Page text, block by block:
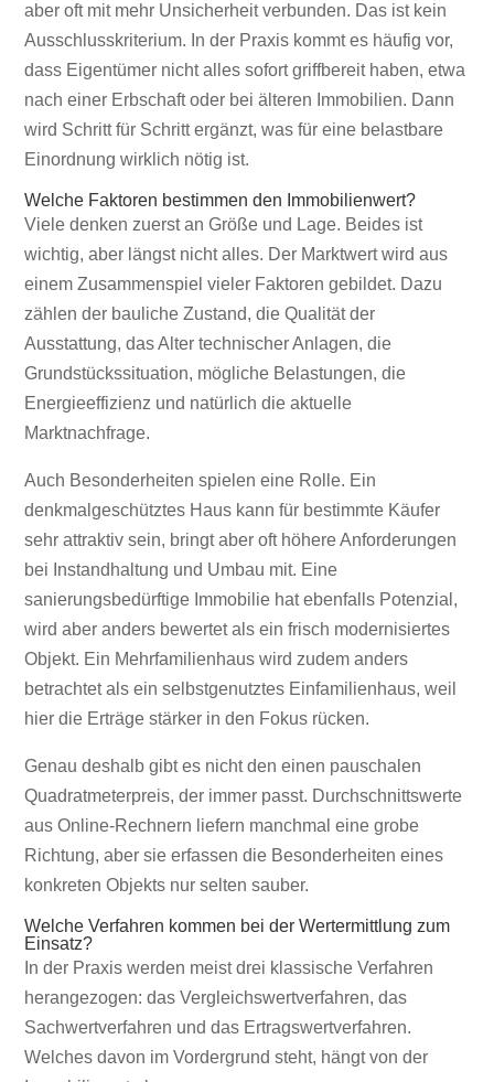
aber oft mit mehr Unsicherheit verbunden. Das ist kein
Ausschlusskriterium. In der Praxis kommt es häufig vor,
dass Eigentümer nicht alles sofort griffbereit haben, etwa
nach einer Erbschaft oder bei älteren Immobilien. Dann
wird Schritt für Schritt ergänzt, was für eine belastbare
Einordnung wirklich nötig ist.
Welche Faktoren bestimmen den Immobilienwert?
Viele denken zuerst an Größe und Lage. Beides ist
wichtig, aber längst nicht alles. Der Marktwert wird aus
einem Zusammenspiel vieler Faktoren gebildet. Dazu
zählen der bauliche Zustand, die Qualität der
Ausstattung, das Alter technischer Anlagen, die
Grundstückssituation, mögliche Belastungen, die
Energieeffizienz und natürlich die aktuelle
Marktnachfrage.
Auch Besonderheiten spielen eine Rolle. Ein
denkmalgeschütztes Haus kann für bestimmte Käufer
sehr attraktiv sein, bringt aber oft höhere Anforderungen
bei Instandhaltung und Umbau mit. Eine
sanierungsbedürftige Immobilie hat ebenfalls Potenzial,
wird aber anders bewertet als ein frisch modernisiertes
Objekt. Ein Mehrfamilienhaus wird zudem anders
betrachtet als ein selbstgenutztes Einfamilienhaus, weil
hier die Erträge stärker in den Fokus rücken.
Genau deshalb gibt es nicht den einen pauschalen
Quadratmeterpreis, der immer passt. Durchschnittswerte
aus Online-Rechnern liefern manchmal eine grobe
Richtung, aber sie erfassen die Besonderheiten eines
konkreten Objekts nur selten sauber.
Welche Verfahren kommen bei der Wertermittlung zum
Einsatz?
In der Praxis werden meist drei klassische Verfahren
herangezogen: das Vergleichswertverfahren, das
Sachwertverfahren und das Ertragswertverfahren.
Welches davon im Vordergrund steht, hängt von der